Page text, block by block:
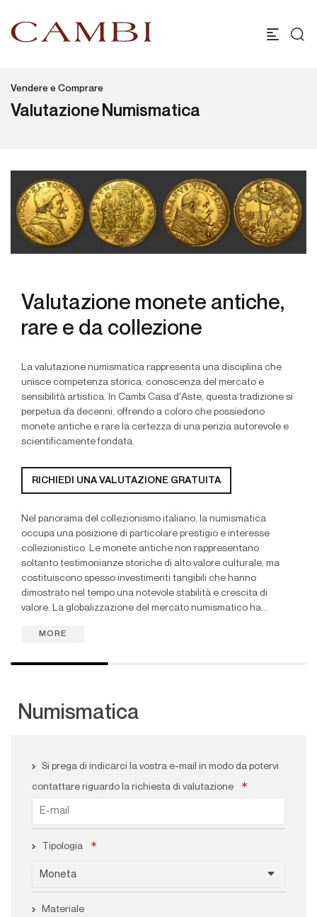
Vendere e Comprare
Valutazione Numismatica
Valutazione monete antiche,
rare e da collezione
La valutazione numismatica rappresenta una disciplina che
unisce competenza storica, conoscenza del mercato e
sensibilità artistica. In Cambi Casa d'Aste, questa tradizione si
perpetua da decenni, offrendo a coloro che possiedono
monete antiche e rare la certezza di una perizia autorevole e
scientificamente fondata.
RICHIEDI UNA VALUTAZIONE GRATUITA
Nel panorama del collezionismo italiano, la numismatica
occupa una posizione di particolare prestigio e interesse
collezionistico. Le monete antiche non rappresentano
soltanto testimonianze storiche di alto valore culturale, ma
costituiscono spesso investimenti tangibili che hanno
dimostrato nel tempo una notevole stabilità e crescita di
valore. La globalizzazione del mercato numismatico ha...
MORE
Si prega di indicarci la vostra e-mail in modo da potervi
contattare riguardo la richiesta di valutazione
Tipologia
Materiale